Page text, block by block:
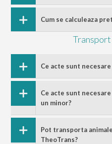
Cum se calculeaza
Ce acte sunt
Ce acte sunt
un minor?
Pot transporta
TheoTrans?